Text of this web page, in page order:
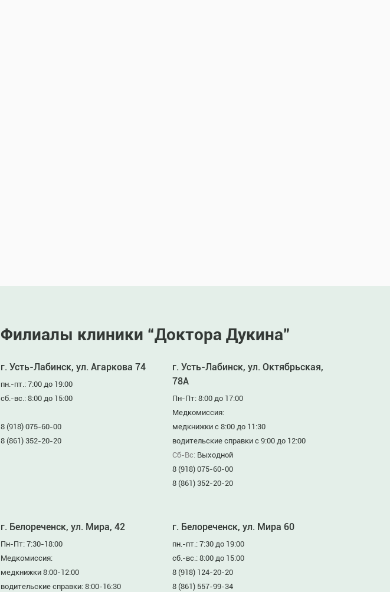
Филиалы клиники “Доктора Дукина”
г. Усть-Лабинск, ул. Агаркова 74
пн.-пт.: 7:00 до 19:00
сб.-вс.: 8:00 до 15:00
8 (918) 075-60-00
8 (861) 352-20-20
г. Усть-Лабинск, ул. Октябрьская,
78А
Пн-Пт: 8:00 до 17:00
Медкомиссия:
медкнижки с 8:00 до 11:30
водительские справки с 9:00 до 12:00
Сб-Вс: Выходной
8 (918) 075-60-00
8 (861) 352-20-20
г. Белореченск, ул. Мира, 42
Пн-Пт: 7:30-18:00
Медкомиссия:
медкнижки 8:00-12:00
водительские справки: 8:00-16:30
г. Белореченск, ул. Мира 60
пн.-пт.: 7:30 до 19:00
сб.-вс.: 8:00 до 15:00
8 (918) 124-20-20
8 (861) 557-99-34